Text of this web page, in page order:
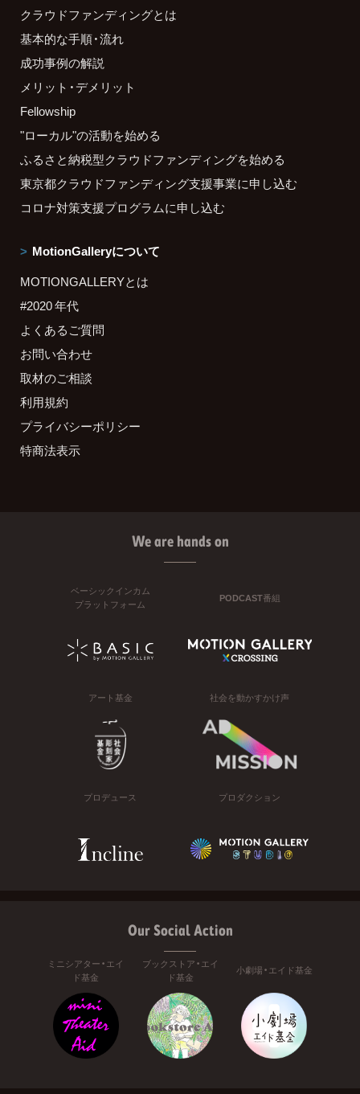
クラウドファンディングとは
基本的な手順・流れ
成功事例の解説
メリット・デメリット
Fellowship
"ローカル"の活動を始める
ふるさと納税型クラウドファンディングを始める
東京都クラウドファンディング支援事業に申し込む
コロナ対策支援プログラムに申し込む
MotionGalleryについて
MOTIONGALLERYとは
#2020 年代
よくあるご質問
お問い合わせ
取材のご相談
利用規約
プライバシーポリシー
特商法表示
We are hands on
ベーシックインカム
プラットフォーム
PODCAST番組
アート基金 社会を動かすかけ声
プロデュース プロダクション
Our Social Action
ミニシアター・エイ
ド基金
ブックストア・エイ
ド基金
小劇場・エイド基金